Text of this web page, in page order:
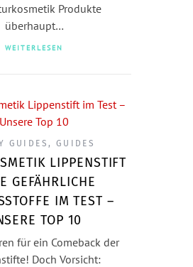
Produkte
überhaupt…
WEITERLESEN
GUIDES , GUIDES
LIPPENSTIFT
GEFÄHRLICHE
IM TEST –
TOP 10
für ein Comeback der
Doch Vorsicht: